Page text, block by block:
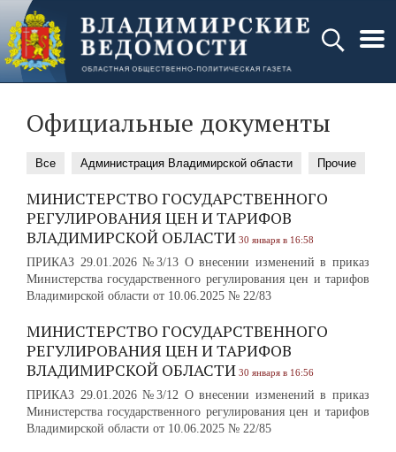
Официальные документы
Все Администрация Владимирской области Прочие
МИНИСТЕРСТВО ГОСУДАРСТВЕННОГО
РЕГУЛИРОВАНИЯ ЦЕН И ТАРИФОВ
ВЛАДИМИРСКОЙ ОБЛАСТИ 30 января в 16:58
ПРИКАЗ 29.01.2026 №3/13 О внесении изменений в приказ
Министерства государственного регулирования цен и тарифов
Владимирской области от 10.06.2025 № 22/83
МИНИСТЕРСТВО ГОСУДАРСТВЕННОГО
РЕГУЛИРОВАНИЯ ЦЕН И ТАРИФОВ
ВЛАДИМИРСКОЙ ОБЛАСТИ 30 января в 16:56
ПРИКАЗ 29.01.2026 №3/12 О внесении изменений в приказ
Министерства государственного регулирования цен и тарифов
Владимирской области от 10.06.2025 № 22/85